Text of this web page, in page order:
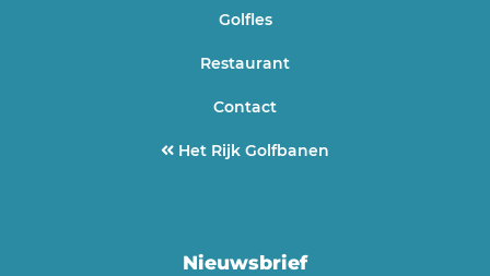
Golfles
Restaurant
Contact
Het Rijk Golfbanen
Nieuwsbrief